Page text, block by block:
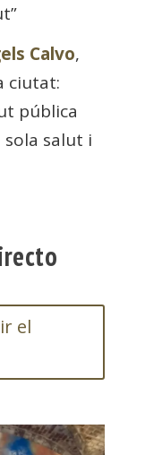
Calvo,
ciutat:
pública
sola salut i
el